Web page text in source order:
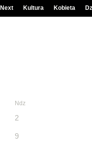
Next Kultura Kobieta
Ndz
2
9